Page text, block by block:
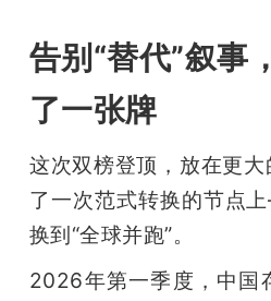
告别“替代”叙事
了一张牌
这次双榜登顶，放在更
了一次范式转换的节点
换到“全球并跑”。
2026年第一季度，中国